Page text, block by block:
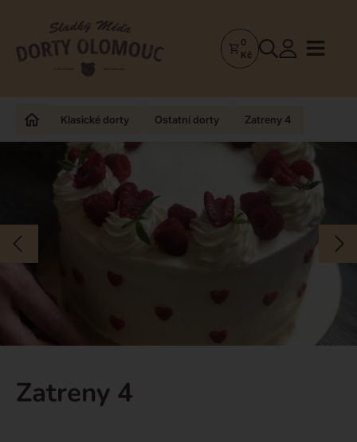
Dorty
Zakázkové
poctivá
cukrárna
0
Kč
Klasické dorty Ostatní dorty Zatreny 4
Zatreny 4